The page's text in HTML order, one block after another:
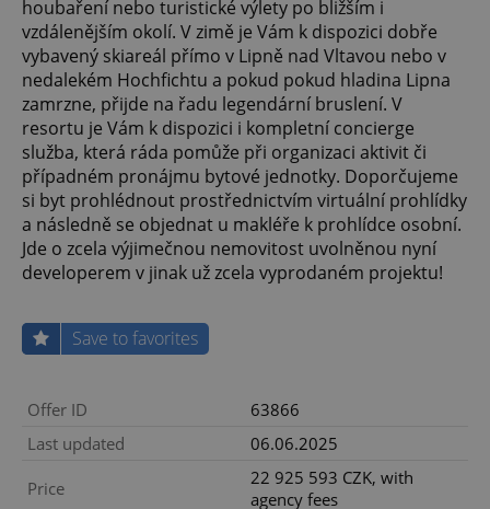
houbaření nebo turistické výlety po bližším i
vzdálenějším okolí. V zimě je Vám k dispozici dobře
vybavený skiareál přímo v Lipně nad Vltavou nebo v
nedalekém Hochfichtu a pokud pokud hladina Lipna
zamrzne, přijde na řadu legendární bruslení. V
resortu je Vám k dispozici i kompletní concierge
služba, která ráda pomůže při organizaci aktivit či
případném pronájmu bytové jednotky. Doporčujeme
si byt prohlédnout prostřednictvím virtuální prohlídky
a následně se objednat u makléře k prohlídce osobní.
Jde o zcela výjimečnou nemovitost uvolněnou nyní
developerem v jinak už zcela vyprodaném projektu!
Save to favorites
Offer ID
63866
Last updated
06.06.2025
Price
22 925 593 CZK, with
agency fees